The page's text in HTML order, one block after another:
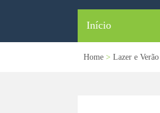
Início
Home > Lazer e Verão